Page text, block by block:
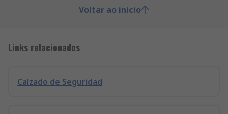
Voltar ao inicio
Links relacionados
Calzado de Seguridad